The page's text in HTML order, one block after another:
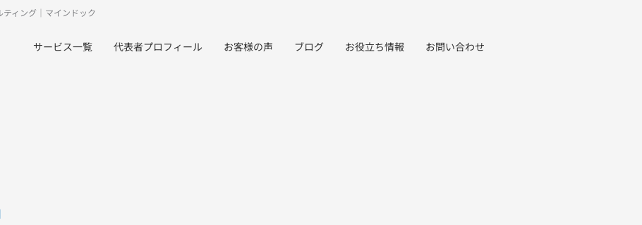
ィング｜マインドック
サービス一覧 代表者プロフィール お客様の声 ブログ お役立ち情報 お問い合わせ